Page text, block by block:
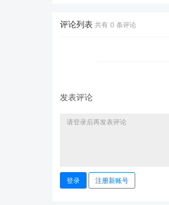
评论列表 共有 0 条评论
发表评论
登录 注册新账号